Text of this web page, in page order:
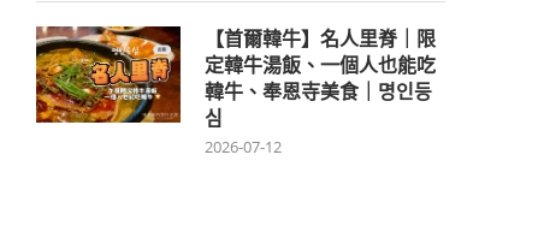
【首爾韓牛】名人里脊｜限
定韓牛湯飯、一個人也能吃
韓牛、奉恩寺美食｜명인등
심
2026-07-12